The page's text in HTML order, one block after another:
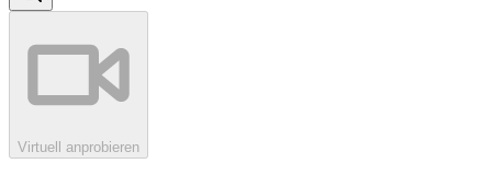
Virtuell anprobieren